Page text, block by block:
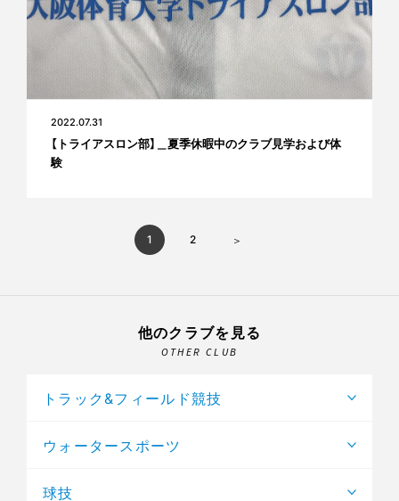
2022.07.31
【トライアスロン部】＿夏季休暇中のクラブ見学および体
験
1 2
他のクラブを見る
OTHER CLUB
トラック&フィールド競技
ウォータースポーツ
球技